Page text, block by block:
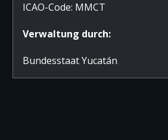
ICAO-Code: MMCT
Verwaltung durch:
Bundesstaat Yucatán